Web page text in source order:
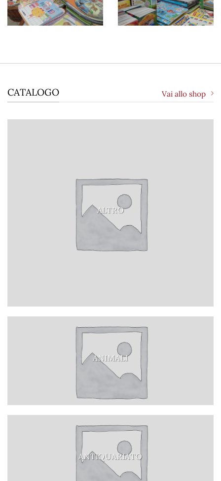
CATALOGO Vai allo shop
ALTRO
ANIMALI
ANTIQUARIATO